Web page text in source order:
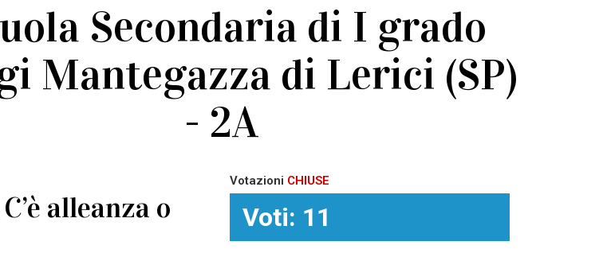
Secondaria di I grado
Mantegazza di Lerici (SP)
- 2A
alleanza o
Votazioni CHIUSE
Voti: 11